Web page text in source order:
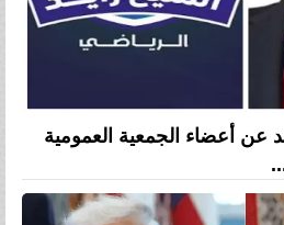
عن أعضاء الجمعية العمومية